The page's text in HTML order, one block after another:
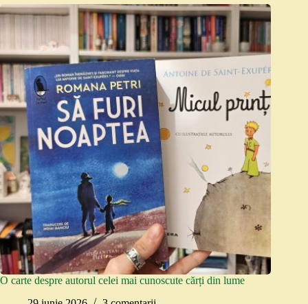
O carte despre autorul celei mai cunoscute cărți din lume